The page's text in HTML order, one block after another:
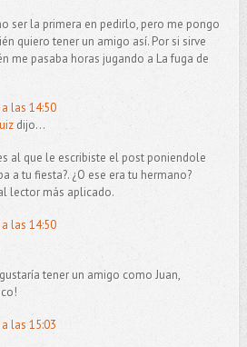
ser la primera en pedirlo, pero me pongo
quiero tener un amigo así. Por si sirve
me pasaba horas jugando a La fuga de
las 14:50
dijo...
al que le escribiste el post poniendole
a tu fiesta?. ¿O ese era tu hermano?
lector más aplicado.
las 14:50
tener un amigo como Juan,
las 15:03